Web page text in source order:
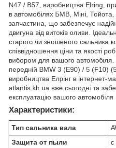
N47 / B57, виробництва Elring,
в автомобілях БМВ, Міні, Тойота,
запчастина, що забезпечує
двигуна від витоків оливи.
старого чи зношеного сальника
співвідношення ціни та якості
вибором для вашого автомобіля.
передній BMW 3 (E90) / 5 (F10)
виробництва Елрінг в інтернет-
atlantis.kh.ua вже сьогодні та
експлуатацію вашого автомобіля
Характеристики:
Тип сальника вала
Защита от пыли
с